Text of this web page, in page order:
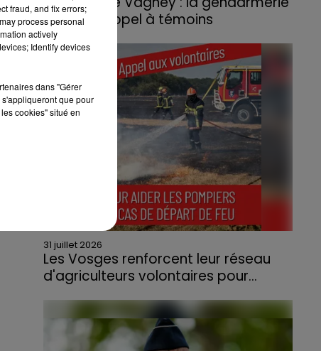
lance un appel à témoins
Le feu, parti d'une haie avant de se propager
au quartier résidentiel, avait détruit deux
habitations et contraint à l'évacuation d'une
centaine de personnes.
31 juillet 2026
Les Vosges renforcent leur réseau
d'agriculteurs volontaires pour...
départs de feu, la Chambre d'agriculture
des Vosges a lancé un appel aux
agriculteurs volontaires pour venir en aide...
fraud, and fix errors;
process personal
actively
Identify devices
dans "Gérer
que pour
cookies" situé en